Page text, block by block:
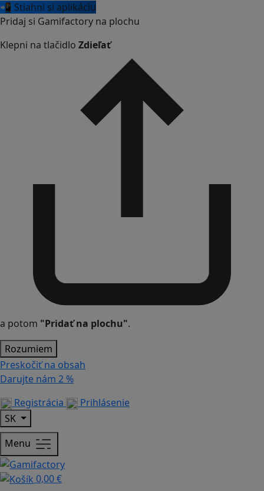
📲 Stiahni si aplikáciu
Pridaj si Gamifactory na plochu
Klepni na tlačidlo Zdieľať
a potom "Pridať na plochu".
Rozumiem
Preskočiť na obsah
Darujte nám 2 %
Registrácia
Prihlásenie
SK
Menu
0,00 €